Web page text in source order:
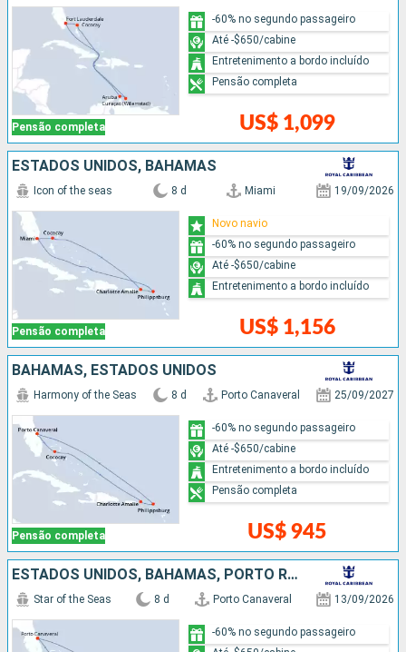
Pensão completa US$ 1,099
-60% no segundo passageiro
Até -$650/cabine
Entretenimento a bordo incluído
Pensão completa
ESTADOS UNIDOS, BAHAMAS
Pensão completa
Icon of the seas 8 d Miami 19/09/2026
US$ 1,156
Novo navio
-60% no segundo passageiro
Até -$650/cabine
Entretenimento a bordo incluído
BAHAMAS, ESTADOS UNIDOS
Pensão completa
Harmony of the Seas 8 d Porto Canaveral 25/09/2027
US$ 945
-60% no segundo passageiro
Até -$650/cabine
Entretenimento a bordo incluído
Pensão completa
ESTADOS UNIDOS, BAHAMAS, PORTO RICO
Star of the Seas 8 d Porto Canaveral 13/09/2026
-60% no segundo passageiro